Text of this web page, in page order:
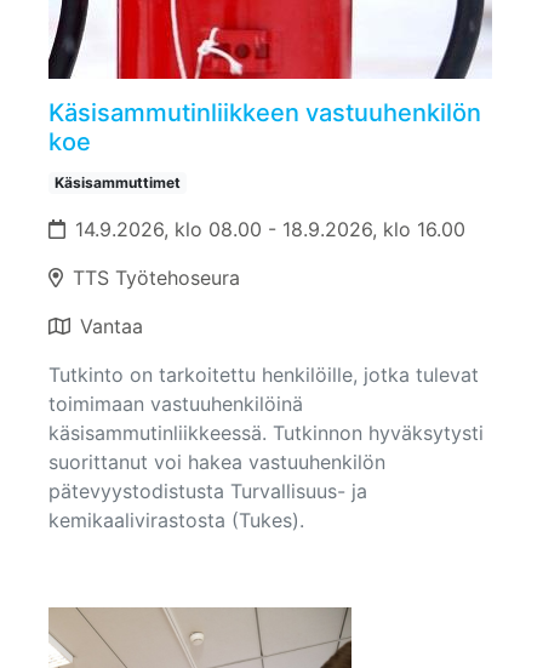
Käsisammutinliikkeen vastuuhenkilön
koe
Käsisammuttimet
14.9.2026, klo 08.00 - 18.9.2026, klo 16.00
TTS Työtehoseura
Vantaa
Tutkinto on tarkoitettu henkilöille, jotka tulevat
toimimaan vastuuhenkilöinä
käsisammutinliikkeessä. Tutkinnon hyväksytysti
suorittanut voi hakea vastuuhenkilön
pätevyystodistusta Turvallisuus- ja
kemikaalivirastosta (Tukes).